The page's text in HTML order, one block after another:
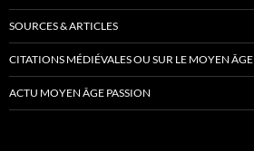
SOURCES & ARTICLES
CITATIONS MÉDIÉVALES OU SUR LE MOYEN ÂGE
ACTU MOYEN ÂGE PASSION